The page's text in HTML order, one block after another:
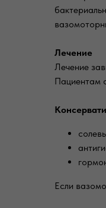
Лечение
Лечение
Пациентам
Если